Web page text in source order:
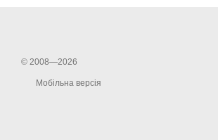
© 2008—2026
Мобільна версія